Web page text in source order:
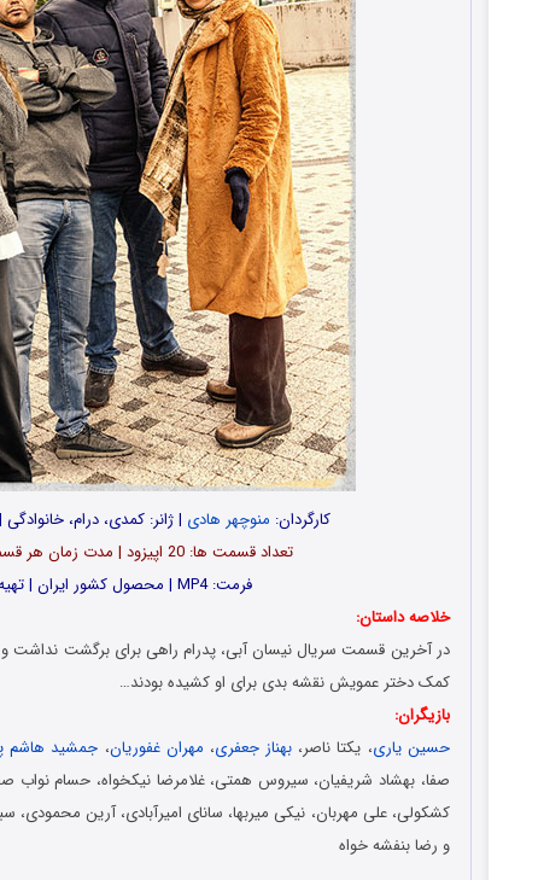
کارگردان: منوچهر هادی | ژانر: کمدی، درام، خانوادگی |
تعداد قسمت ها: 20 اپیزود | مدت زمان هر قسمت: 71 دقیقه | کیفیت: بلوری
فرمت: MP4 | محصول کشور ایران | تهیه کننده: احسان ظلی‌پور
خلاصه داستان:
در آخرین قسمت سریال نیسان آبی، پدرام راهی برای برگشت نداشت و
کمک دختر عمویش نقشه بدی برای او کشیده بودند…
بازیگران:
حسین یاری، یکتا ناصر، بهناز جعفری، مهران غفوریان، جمشید هاشم
صفا، بهشاد شریفیان، سیروس همتی، غلامرضا نیکخواه، حسام
کشکولی، علی مهربان، نیکی میربها، سانای امیرآبادی، آرین محمودی،
و رضا بنفشه خواه